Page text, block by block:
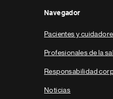
Navegador
Pacientes y
Profesionales de la
Responsabilidad
Noticias